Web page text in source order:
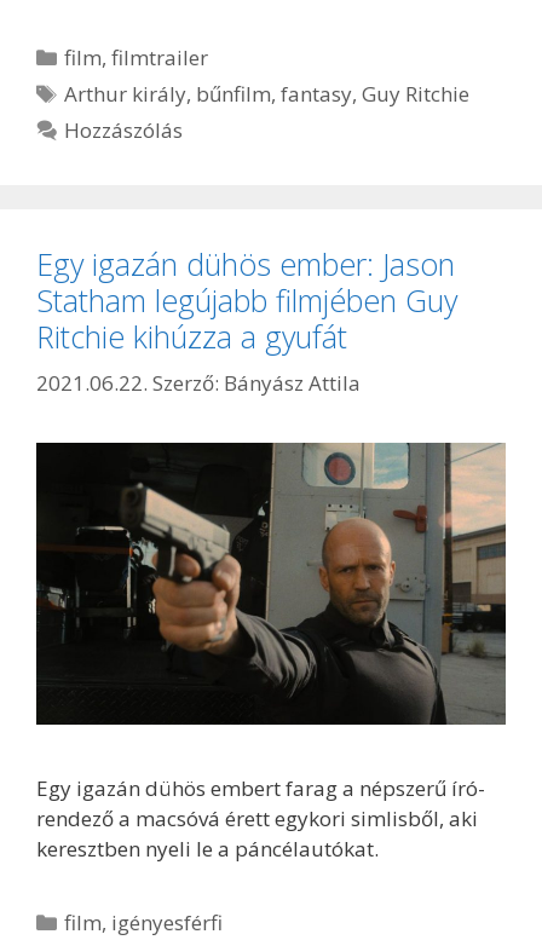
Kategória
film,filmtrailer
Címkék
Arthur király, bűnfilm,fantasy,Guy Ritchie
Hozzászólás
Egy igazán dühös ember: Jason
Statham legújabb filmjében Guy
Ritchie kihúzza a gyufát
2021.06.22. Szerző: Bányász Attila
Egy igazán dühös embert farag a népszerű író-
rendező a macsóvá érett egykori simlisből, aki
keresztben nyeli le a páncélautókat.
Kategória
film, igényesférfi